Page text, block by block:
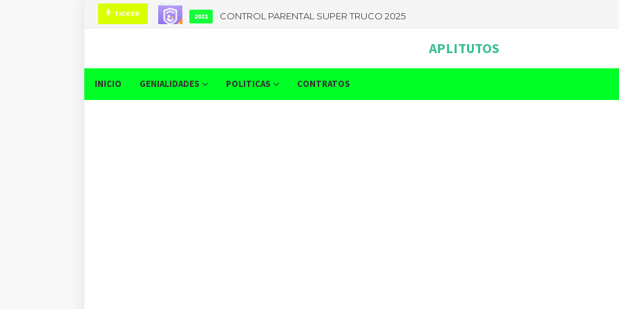
TICKER 2021 CONTROL PARENTAL SUPER TRUCO 2025
APLITUTOS
INICIO GENIALIDADES POLITICAS CONTRATOS